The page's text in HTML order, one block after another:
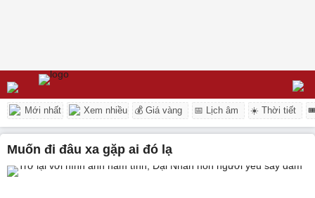
Mới nhất Xem nhiều 💰 Giá vàng 📅 Lịch âm ☀️ Thời tiết
Muốn đi đâu xa gặp ai đó lạ